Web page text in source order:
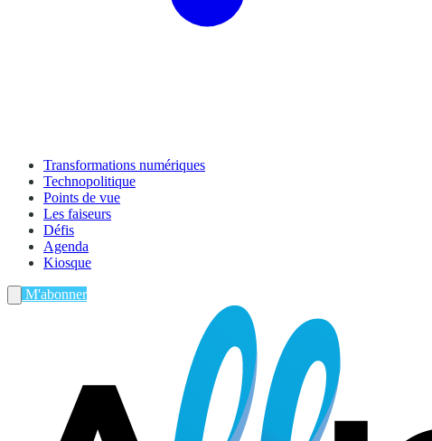
Transformations numériques
Technopolitique
Points de vue
Les faiseurs
Défis
Agenda
Kiosque
M'abonner